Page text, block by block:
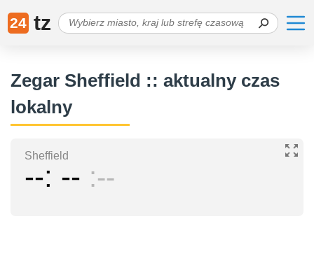
24 tz
Zegar Sheffield :: aktualny czas
lokalny
Sheffield
-- -- --